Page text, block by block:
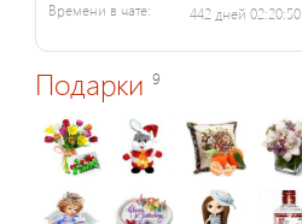
Времени в чате: 442 дней 02:20:50
Подарки 9